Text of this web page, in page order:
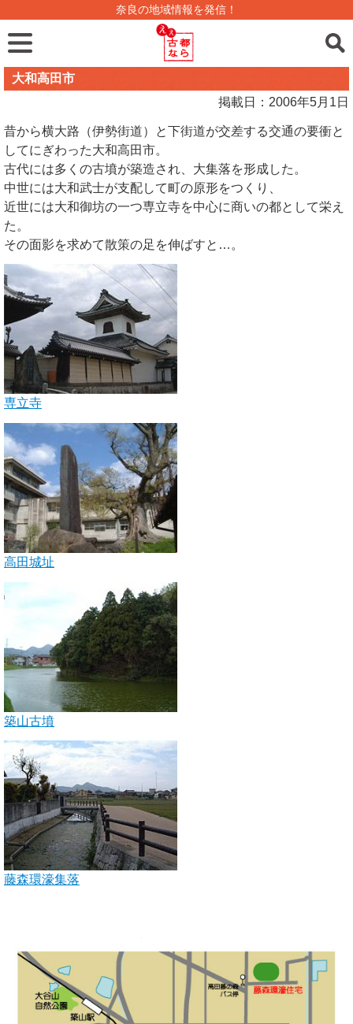
奈良の地域情報を発信！
大和高田市
掲載日：2006年5月1日
昔から横大路（伊勢街道）と下街道が交差する交通の要衝と
してにぎわった大和高田市。
古代には多くの古墳が築造され、大集落を形成した。
中世には大和武士が支配して町の原形をつくり、
近世には大和御坊の一つ専立寺を中心に商いの都として栄え
た。
その面影を求めて散策の足を伸ばすと…。
専立寺
高田城址
築山古墳
藤森環濠集落